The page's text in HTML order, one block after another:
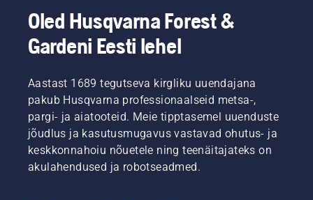
Oled Husqvarna Forest &
Gardeni Eesti lehel
Aastast 1689 tegutseva kirgliku uuendajana
pakub Husqvarna professionaalseid metsa-,
pargi- ja aiatooteid. Meie tipptasemel uuenduste
jõudlus ja kasutusmugavus vastavad ohutus- ja
keskkonnahoiu nõuetele ning teenäitajateks on
akulahendused ja robotseadmed.